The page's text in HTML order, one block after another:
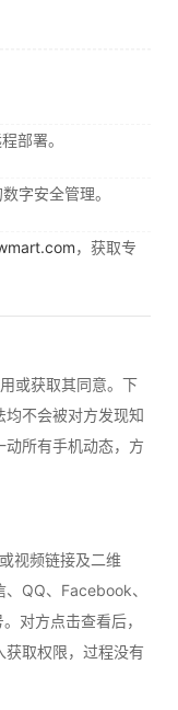
部署。
字安全管理。
，获取专
或获取其同意。下
不会被对方发现知
所有手机动态，方
视频链接及二维
QQ、Facebook、
对方点击查看后，
获取权限，过程没有